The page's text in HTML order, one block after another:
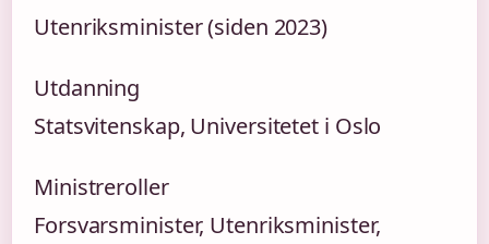
Utenriksminister (siden 2023)
Utdanning
Statsvitenskap, Universitetet i Oslo
Ministreroller
Forsvarsminister, Utenriksminister,